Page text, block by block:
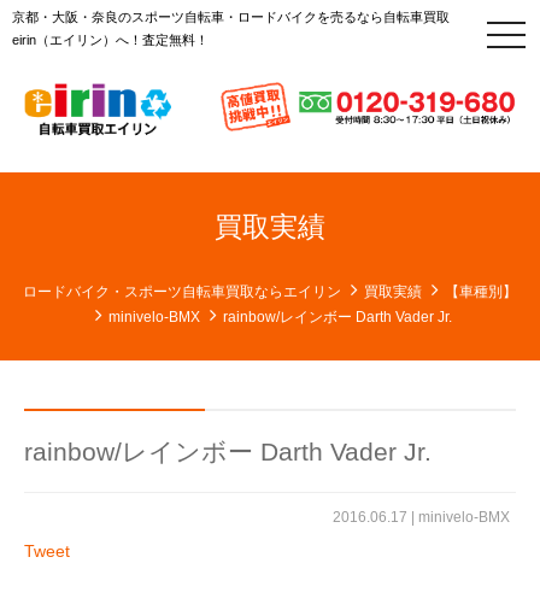
京都・大阪・奈良のスポーツ自転車・ロードバイクを売るなら自転車買取
eirin（エイリン）へ！査定無料！
t
o
l
e
v
o
n
買取実績
ロードバイク・スポーツ自転車買取ならエイリン 買取実績
【車種別】
minivelo-BMX
rainbow/レインボー Darth Vader Jr.
rainbow/レインボー Darth Vader Jr.
2016.06.17 | minivelo-BMX
Tweet